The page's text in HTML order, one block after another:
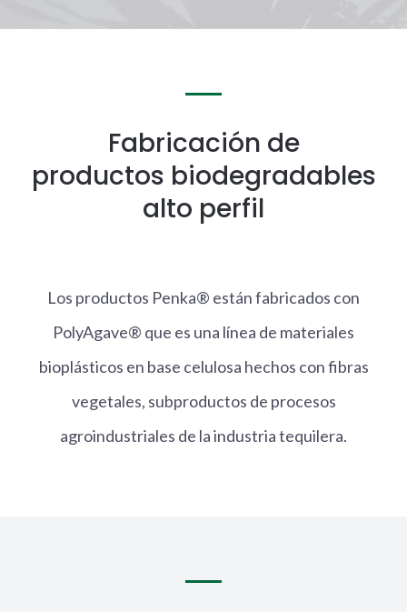
Fabricación de
productos biodegradables
alto perfil
Los productos Penka® están fabricados con
PolyAgave® que es una línea de materiales
bioplásticos en base celulosa hechos con fibras
vegetales, subproductos de procesos
agroindustriales de la industria tequilera.